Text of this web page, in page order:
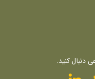
دنبال کنید.